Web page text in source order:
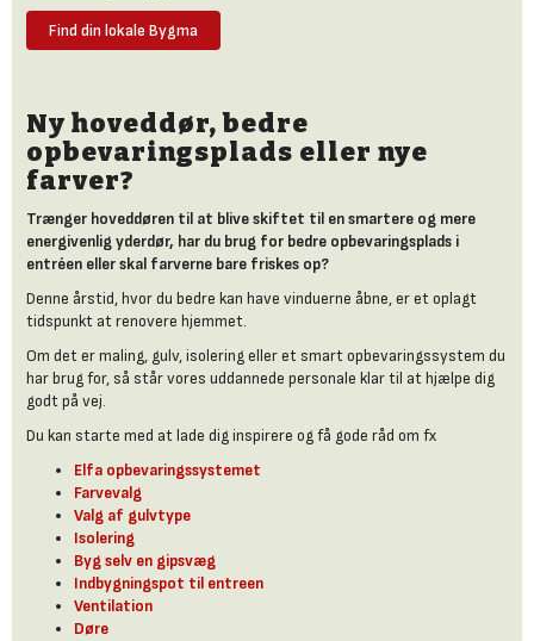
Find din lokale Bygma
Ny hoveddør, bedre
opbevaringsplads eller nye
farver?
Trænger hoveddøren til at blive skiftet til en smartere og mere
energivenlig yderdør, har du brug for bedre opbevaringsplads i
entréen eller skal farverne bare friskes op?
Denne årstid, hvor du bedre kan have vinduerne åbne, er et oplagt
tidspunkt at renovere hjemmet.
Om det er maling, gulv, isolering eller et smart opbevaringssystem du
har brug for, så står vores uddannede personale klar til at hjælpe dig
godt på vej.
Du kan starte med at lade dig inspirere og få gode råd om fx
Elfa opbevaringssystemet
Farvevalg
Valg af gulvtype
Isolering
Byg selv en gipsvæg
Indbygningspot til entreen
Ventilation
Døre